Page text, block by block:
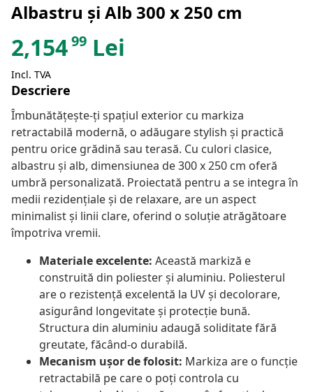
Albastru și Alb 300 x 250 cm
2,15499 Lei
Incl. TVA
Descriere
Îmbunătățește-ți spațiul exterior cu markiza
retractabilă modernă, o adăugare stylish și practică
pentru orice grădină sau terasă. Cu culori clasice,
albastru și alb, dimensiunea de 300 x 250 cm oferă
umbră personalizată. Proiectată pentru a se integra în
medii rezidențiale și de relaxare, are un aspect
minimalist și linii clare, oferind o soluție atrăgătoare
împotriva vremii.
Materiale excelente: Această markiză e
construită din poliester și aluminiu. Poliesterul
are o rezistență excelentă la UV și decolorare,
asigurând longevitate și protecție bună.
Structura din aluminiu adaugă soliditate fără
greutate, făcând-o durabilă.
Mecanism ușor de folosit: Markiza are o funcție
retractabilă pe care o poți controla cu